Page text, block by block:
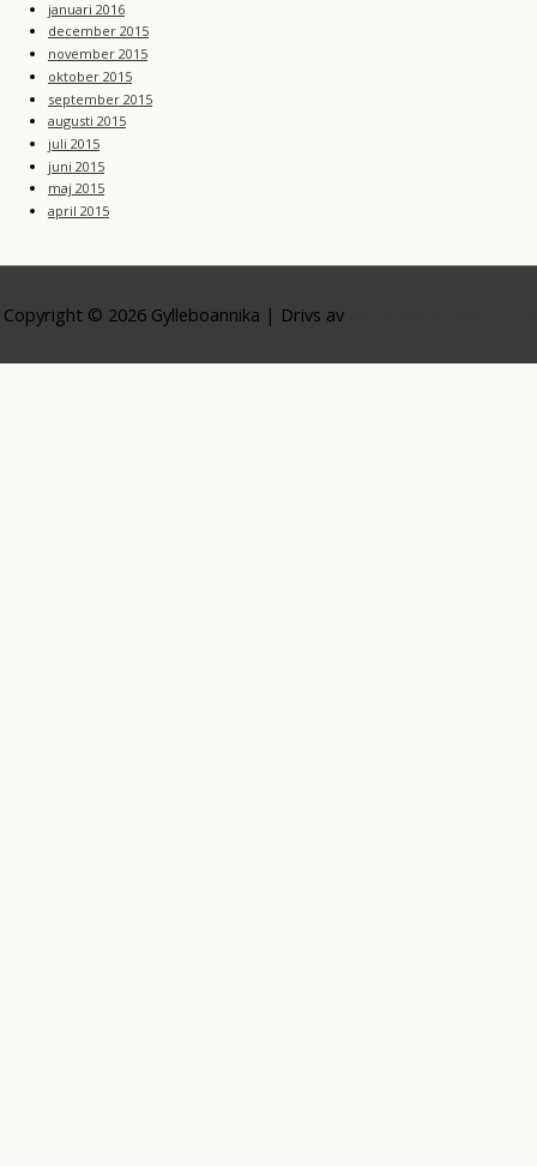
januari 2016
december 2015
november 2015
oktober 2015
september 2015
augusti 2015
juli 2015
juni 2015
maj 2015
april 2015
Copyright © 2026 Gylleboannika | Drivs av